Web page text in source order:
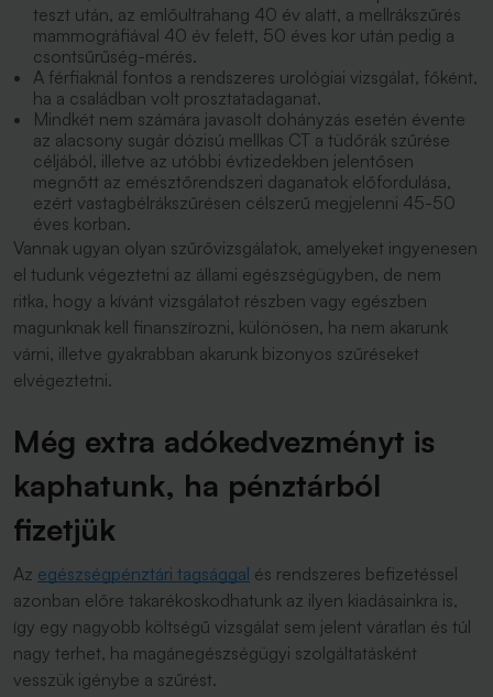
teszt után, az emlőultrahang 40 év alatt, a mellrákszűrés
mammográfiával 40 év felett, 50 éves kor után pedig a
csontsűrűség-mérés.
A férfiaknál fontos a rendszeres urológiai vizsgálat, főként,
ha a családban volt prosztatadaganat.
Mindkét nem számára javasolt dohányzás esetén évente
az alacsony sugár dózisú mellkas CT a tüdőrák szűrése
céljából, illetve az utóbbi évtizedekben jelentősen
megnőtt az emésztőrendszeri daganatok előfordulása,
ezért vastagbélrákszűrésen célszerű megjelenni 45-50
éves korban.
Vannak ugyan olyan szűrővizsgálatok, amelyeket ingyenesen
el tudunk végeztetni az állami egészségügyben, de nem
ritka, hogy a kívánt vizsgálatot részben vagy egészben
magunknak kell finanszírozni, különösen, ha nem akarunk
várni, illetve gyakrabban akarunk bizonyos szűréseket
elvégeztetni.
Még extra adókedvezményt is
kaphatunk, ha pénztárból
fizetjük
Az egészségpénztári tagsággal és rendszeres befizetéssel
azonban előre takarékoskodhatunk az ilyen kiadásainkra is,
így egy nagyobb költségű vizsgálat sem jelent váratlan és túl
nagy terhet, ha magánegészségügyi szolgáltatásként
vesszük igénybe a szűrést.